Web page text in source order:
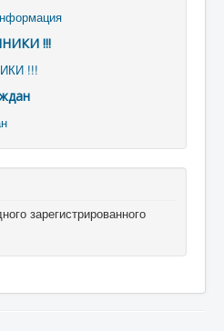
!!!
!!!
зарегистрированного